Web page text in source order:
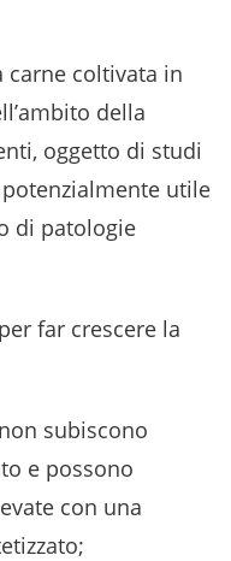
carne coltivata in
della
oggetto di studi
utile
di patologie
per far crescere la
subiscono
e possono
con una